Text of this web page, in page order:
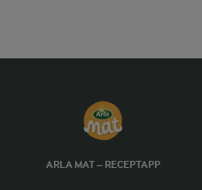
ARLA MAT – RECEPTAPP